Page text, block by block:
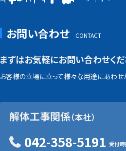
お問い合わせ
まずはお気軽にお問い合わせくだ
お客様の立場に立って様々な用途にあわせ
解体工事関係（本社）
042-358-5191 受付